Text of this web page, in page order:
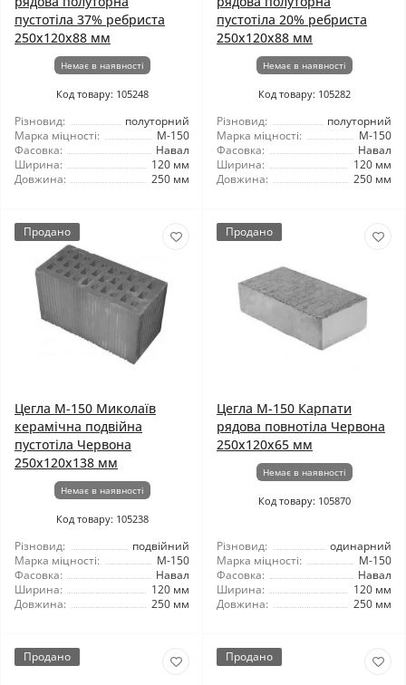
пустотіла 37% ребриста
250х120х88 мм
Немає в наявності
Код товару: 105248
Різновид:
полуторний
Марка міцності:
М-150
Фасовка:
Навал
Ширина:
120 мм
Довжина:
250 мм
пустотіла 20% ребриста
250х120х88 мм
Немає в наявності
Код товару: 105282
Різновид:
полуторний
Марка міцності:
М-150
Фасовка:
Навал
Ширина:
120 мм
Довжина:
250 мм
Продано
Цегла М-150 Миколаїв
керамічна подвійна
пустотіла Червона
250х120х138 мм
Немає в наявності
Код товару: 105238
Різновид:
подвійний
Марка міцності:
М-150
Фасовка:
Навал
Ширина:
120 мм
Довжина:
250 мм
Продано
Цегла М-150 Карпати
рядова повнотіла Червона
250х120х65 мм
Немає в наявності
Код товару: 105870
Різновид:
одинарний
Марка міцності:
М-150
Фасовка:
Навал
Ширина:
120 мм
Довжина:
250 мм
Продано Продано